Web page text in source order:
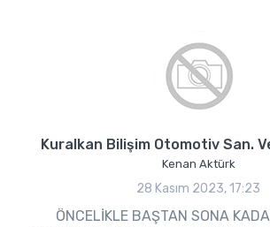
Kuralkan Bilişim Otomotiv San.
Kenan Aktürk
28 Kasım 2023, 17:23
ÖNCELİKLE BAŞTAN SONA